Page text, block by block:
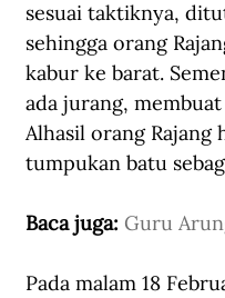
sesuai taktiknya,
sehingga orang
kabur ke barat.
ada jurang,
Alhasil orang Rajang
tumpukan batu
Baca juga: Guru
Pada malam 18